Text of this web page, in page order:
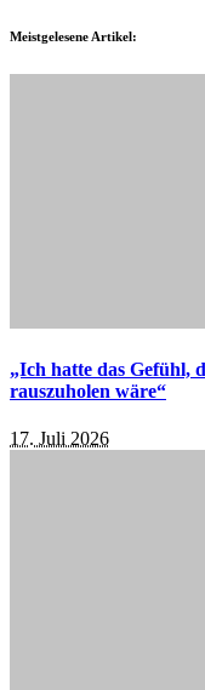
Meistgelesene Artikel:
„Ich hatte das Gefühl,
rauszuholen wäre“
17. Juli 2026